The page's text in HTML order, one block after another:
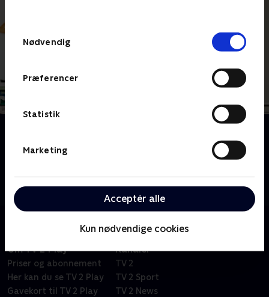
Nødvendig
Præferencer
Statistik
Marketing
Acceptér alle
Kun nødvendige cookies
Hvad er egentlig fup, og hvad er fakta, når det gælder
slankekure? Sammen med ti danskere, der alle vil
programmer testes de mest populære slankekure
Om TV 2 Play
Priser og abonnement
Her kan du se TV 2 Play
Gavekort til TV 2 Play
Kanaler
TV 2
TV 2 Sport
TV 2 News